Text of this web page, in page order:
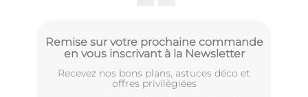
Remise sur votre prochaine commande
en vous inscrivant à la Newsletter
Recevez nos bons plans, astuces déco et
offres privilègiées